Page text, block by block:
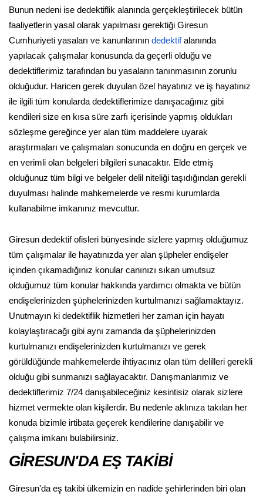
Bunun nedeni ise dedektiflik alanında gerçekleştirilecek bütün
faaliyetlerin yasal olarak yapılması gerektiği Giresun
Cumhuriyeti yasaları ve kanunlarının dedektifalanında
yapılacak çalışmalar konusunda da geçerli olduğu ve
dedektiflerimiz tarafından bu yasaların tanınmasının zorunlu
olduğudur. Haricen gerek duyulan özel hayatınız ve iş hayatınız
ile ilgili tüm konularda dedektiflerimize danışacağınız gibi
kendileri size en kısa süre zarfı içerisinde yapmış oldukları
sözleşme gereğince yer alan tüm maddelere uyarak
araştırmaları ve çalışmaları sonucunda en doğru en gerçek ve
en verimli olan belgeleri bilgileri sunacaktır. Elde etmiş
olduğunuz tüm bilgi ve belgeler delil niteliği taşıdığından gerekli
duyulması halinde mahkemelerde ve resmi kurumlarda
kullanabilme imkanınız mevcuttur.
Giresun dedektif ofisleri bünyesinde sizlere yapmış olduğumuz
tüm çalışmalar ile hayatınızda yer alan şüpheler endişeler
içinden çıkamadığınız konular canınızı sıkan umutsuz
olduğumuz tüm konular hakkında yardımcı olmakta ve bütün
endişelerinizden şüphelerinizden kurtulmanızı sağlamaktayız.
Unutmayın ki dedektiflik hizmetleri her zaman için hayatı
kolaylaştıracağı gibi aynı zamanda da şüphelerinizden
kurtulmanızı endişelerinizden kurtulmanızı ve gerek
görüldüğünde mahkemelerde ihtiyacınız olan tüm delilleri gerekli
olduğu gibi sunmanızı sağlayacaktır. Danışmanlarımız ve
dedektiflerimiz 7/24 danışabileceğiniz kesintisiz olarak sizlere
hizmet vermekte olan kişilerdir. Bu nedenle aklınıza takılan her
konuda bizimle irtibata geçerek kendilerine danışabilir ve
çalışma imkanı bulabilirsiniz.
GİRESUN'DA EŞ TAKİBİ
Giresun'da eş takibi ülkemizin en nadide şehirlerinden biri olan